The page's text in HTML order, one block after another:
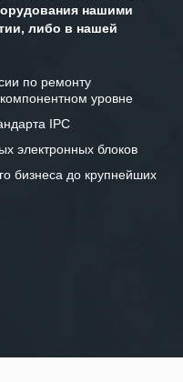
сложившиеся
партнерские
желаем
«555» долгих
нашими
либо в нашей
по ремонту
уровне
IPC
электронных блоков
бизнеса до крупнейших